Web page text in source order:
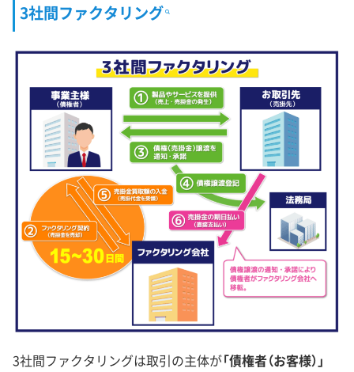
3社間ファクタリング
3社間ファクタリングは取引の主体が「債権者（お客様）」